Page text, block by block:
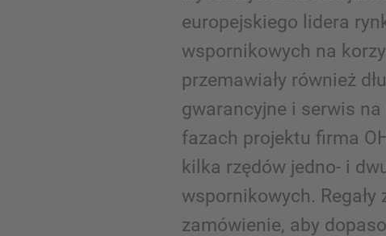
europejskiego lidera
wspornikowych na
przemawiały również
gwarancyjne i serwis
fazach projektu firma
kilka rzędów jedno- i
wspornikowych. Regały
zamówienie, aby